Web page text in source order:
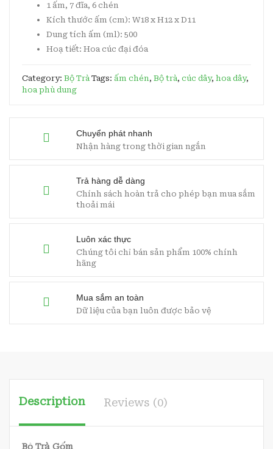
Chuyển phát nhanh
Nhận hàng trong thời gian ngắn
Trả hàng dễ dàng
Chính sách hoàn trả cho phép bạn mua sắm
thoải mái
Luôn xác thực
Chúng tôi chỉ bán sản phẩm 100% chính
hãng
Mua sắm an toàn
Dữ liệu của bạn luôn được bảo vệ
1 ấm, 7 đĩa, 6 chén
Kích thước ấm (cm): W18 x H12 x D11
Dung tích ấm (ml): 500
Hoạ tiết: Hoa cúc đại đóa
Category: Bộ Trà Tags: ấm chén, Bộ trà, cúc dây, hoa dây,
hoa phù dung
Description Reviews (0)
Bộ Trà Gốm